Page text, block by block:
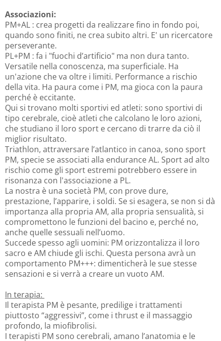
Associazioni:
PM+AL : crea progetti da realizzare fino in fondo poi,
quando sono finiti, ne crea subito altri. E' un ricercatore
perseverante.
PL+PM : fa i "fuochi d’artificio" ma non dura tanto.
Versatile nella conoscenza, ma superficiale. Ha
un'azione che va oltre i limiti. Performance a rischio
della vita. Ha paura come i PM, ma gioca con la paura
perché è eccitante.
Qui si trovano molti sportivi ed atleti: sono sportivi di
tipo cerebrale, cioè atleti che calcolano le loro azioni,
che studiano il loro sport e cercano di trarre da ciò il
miglior risultato.
Triathlon, attraversare l’atlantico in canoa, sono sport
PM, specie se associati alla endurance AL. Sport ad alto
rischio come gli sport estremi potrebbero essere in
risonanza con l'associazione a PL.
La nostra è una società PM, con prove dure,
prestazione, l’apparire, i soldi. Se si esagera, se non si dà
importanza alla propria AM, alla propria sensualità, si
compromettono le funzioni del bacino e, perché no,
anche quelle sessuali nell’uomo.
Succede spesso agli uomini: PM orizzontalizza il loro
sacro e AM chiude gli ischi. Questa persona avrà un
comportamento PM+++: dimenticherà le sue stesse
sensazioni e si verrà a creare un vuoto AM.
In terapia:
Il terapista PM è pesante, predilige i trattamenti
piuttosto “aggressivi”, come i thrust e il massaggio
profondo, la miofibrolisi.
I terapisti PM sono cerebrali, amano l’anatomia e le